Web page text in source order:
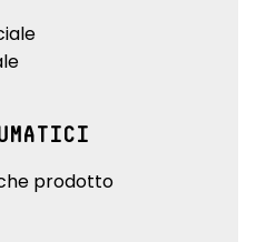
prodotto